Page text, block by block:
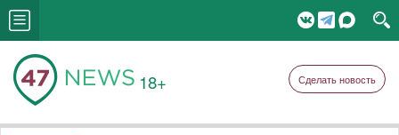
18+ Сделать новость